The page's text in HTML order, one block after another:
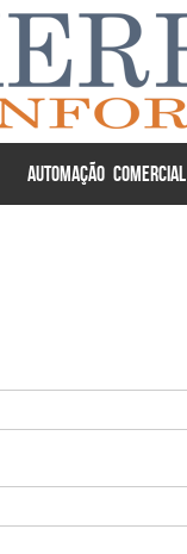
AUTOMAÇÃO COMERCIAL